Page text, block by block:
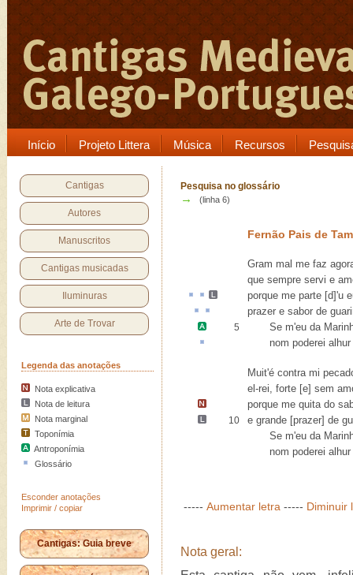
Início Projeto Littera Música Recursos
Cantigas
Autores
Manuscritos
Cantigas musicadas
Iluminuras
Arte de Trovar
Legenda das anotações
Nota explicativa
Nota de leitura
Nota marginal
Toponímia
Antroponímia
Glossário
Esconder anotações
Imprimir / copiar
Cantigas: Guia breve
Pesquisa no glossário
→ (linha 6)
Fernão Pais de
Gram mal me faz
que sempre servi e
porque me parte [d]'u
prazer e sabor de
5 Se m'eu da
nom poderei alhur
Muit'é contra mi
el-rei, forte [e] sem
porque me quita do
10 e grande [prazer] de
Se m'eu da
nom poderei alhur
----- Aumentar letra ----- Diminuir
Nota geral: